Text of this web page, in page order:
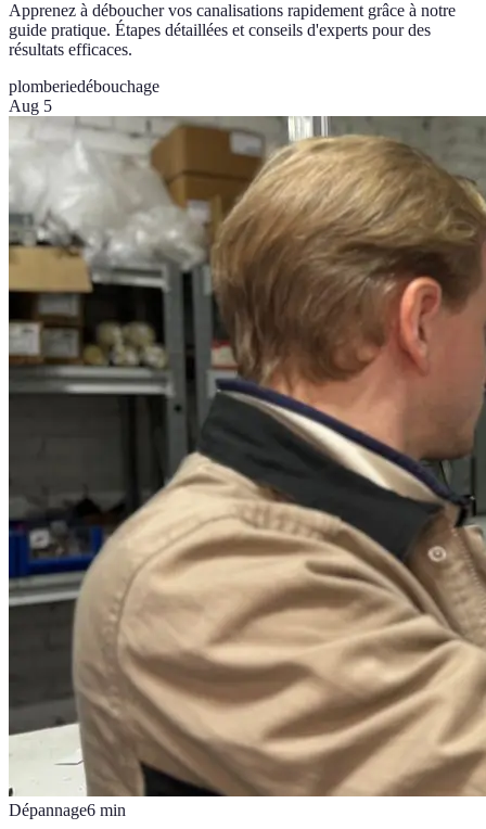
Apprenez à déboucher vos canalisations rapidement grâce à notre
guide pratique. Étapes détaillées et conseils d'experts pour des
résultats efficaces.
plomberiedébouchage
Aug 5
Dépannage6 min